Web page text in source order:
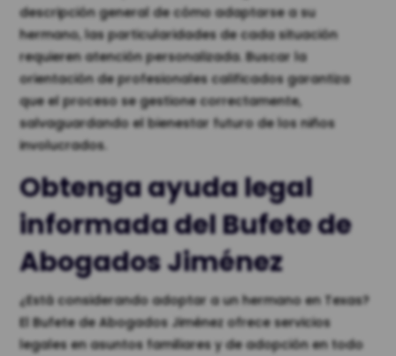
descripción general de cómo adaptarse a su
hermano, las particularidades de cada situación
requieren atención personalizada. Buscar la
orientación de profesionales calificados garantiza
que el proceso se gestione correctamente,
salvaguardando el bienestar futuro de los niños
involucrados.
Obtenga ayuda legal
informada del Bufete de
Abogados Jiménez
¿Está considerando adoptar a un hermano en Texas?
El Bufete de Abogados Jiménez ofrece servicios
legales en asuntos familiares y de adopción en todo